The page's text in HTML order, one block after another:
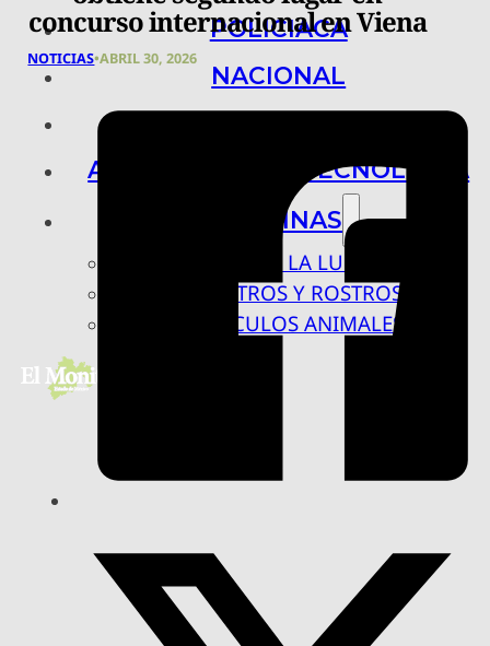
POLICIACA
NACIONAL
ARTE, CIENCIA Y TECNOLOGÍA
COLUMNAS
BAJO LA LUPA
RASTROS Y ROSTROS
VÍNCULOS ANIMALES
concurso internacional en Viena
NOTICIAS•ABRIL 30, 2026